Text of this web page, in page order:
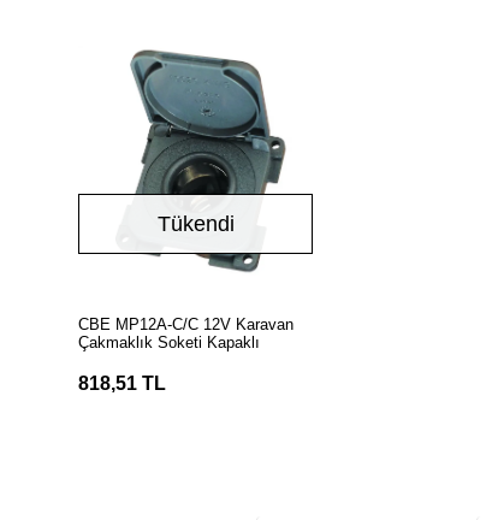
Tükendi
CBE MP12A-C/C 12V Karavan
Çakmaklık Soketi Kapaklı
818,51 TL